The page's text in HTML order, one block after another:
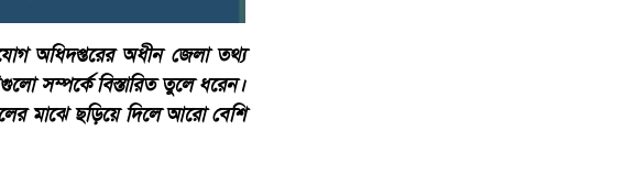
অধিদপ্তরের অধীন জেলা তথ্য
সম্পর্কে বিস্তারিত তুলে ধরেন।
মাঝে ছড়িয়ে দিলে আরো বেশি